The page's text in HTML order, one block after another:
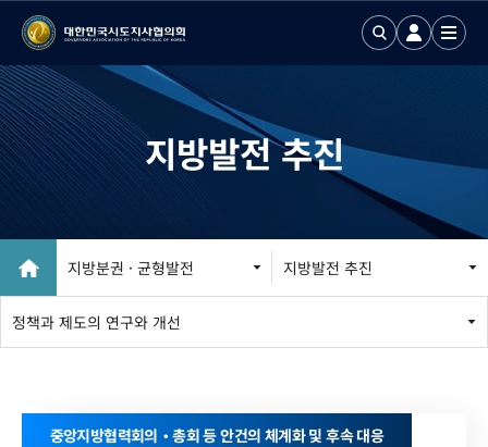
중앙지방협력회의 · 총회현황
대정부정책건의
입법동향
지방발전 추진
지방분권 · 균형발전 지방발전 추진
정책과 제도의 연구와 개선
중앙지방협력회의‧총회 등 안건의 체계화 및 후속 대응